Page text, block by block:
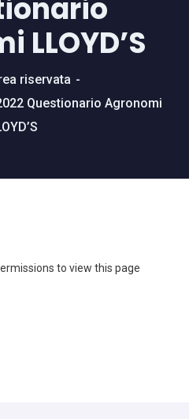
LLOYD’S
riservata
Questionario Agronomi
to view this page